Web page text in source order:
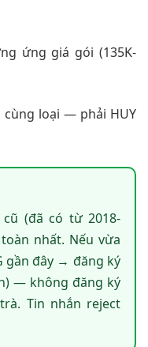
ứng giá gói (135K-
loại — phải HUY
(đã có từ 2018-
nhất. Nếu vừa
gần đây → đăng ký
— không đăng ký
Tin nhắn reject